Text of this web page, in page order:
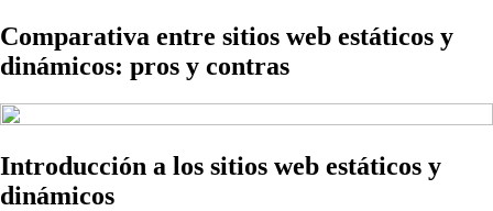
Comparativa entre sitios web estáticos y
dinámicos: pros y contras
Introducción a los sitios web estáticos y
dinámicos